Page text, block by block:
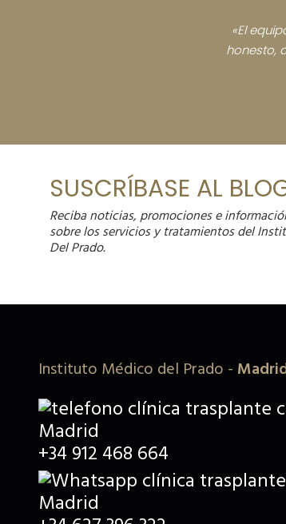
«El
honesto,
SUSCRÍBASE AL
Reciba noticias, promociones e
sobre los servicios y tratamientos del
Del Prado.
Instituto Médico del Prado -
+34 912 468 664